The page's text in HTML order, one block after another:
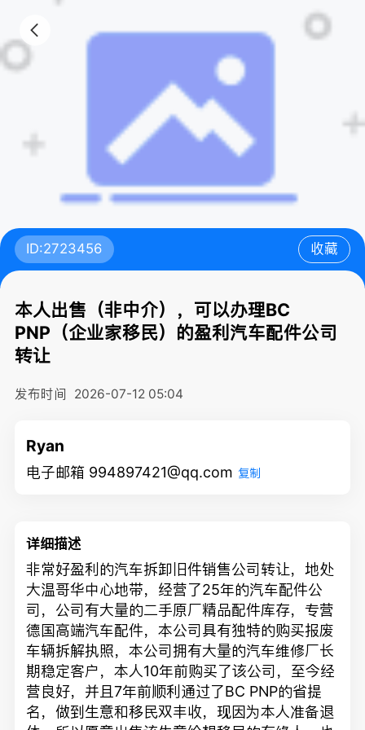
ID:2723456 收藏
本人出售（非中介），可以办理BC
PNP（企业家移民）的盈利汽车配件公司
转让
发布时间 2026-07-12 05:04
Ryan
电子邮箱 994897421@qq.com 复制
详细描述
非常好盈利的汽车拆卸旧件销售公司转让，地处
大温哥华中心地带，经营了25年的汽车配件公
司，公司有大量的二手原厂精品配件库存，专营
德国高端汽车配件，本公司具有独特的购买报废
车辆拆解执照，本公司拥有大量的汽车维修厂长
期稳定客户，本人10年前购买了该公司，至今经
营良好，并且7年前顺利通过了BC PNP的省提
名，做到生意和移民双丰收，现因为本人准备退